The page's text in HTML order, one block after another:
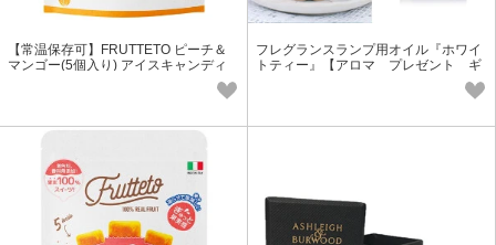
【常温保存可】FRUTTETO ピーチ＆
マンゴー(5個入り) アイスキャンディ
フレグランスランプ用オイル『ホワイ
トティー』【アロマ プレゼント ギ